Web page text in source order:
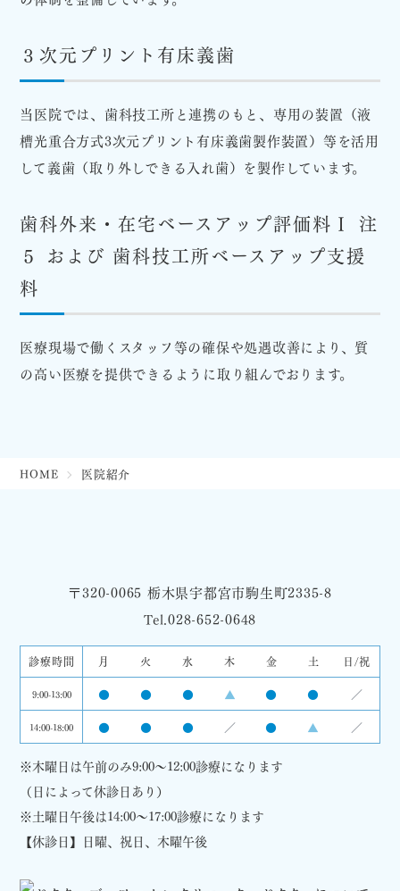
３次元プリント有床義歯
当医院では、歯科技工所と連携のもと、専用の装置（液
槽光重合方式3次元プリント有床義歯製作装置）等を活用
して義歯（取り外しできる入れ歯）を製作しています。
歯科外来・在宅ベースアップ評価料Ⅰ 注
５ および 歯科技工所ベースアップ支援
料
医療現場で働くスタッフ等の確保や処遇改善により、質
の高い医療を提供できるように取り組んでおります。
HOME 医院紹介
〒320-0065 栃木県宇都宮市駒生町2335-8
Tel.028-652-0648
診療時間 月 火 水 木 金 土 日/祝
9:00-13:00 ● ● ● ▲ ● ● ／
14:00-18:00 ● ● ● ／ ● ▲ ／
※木曜日は午前のみ9:00～12:00診療になります
（日によって休診日あり）
※土曜日午後は14:00～17:00診療になります
【休診日】日曜、祝日、木曜午後